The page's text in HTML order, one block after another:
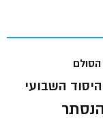
היסוד השבועי